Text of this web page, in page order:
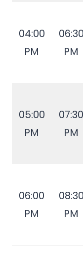
04:00
PM
06:30
PM
05:00
PM
07:30
PM
06:00
PM
08:30
PM